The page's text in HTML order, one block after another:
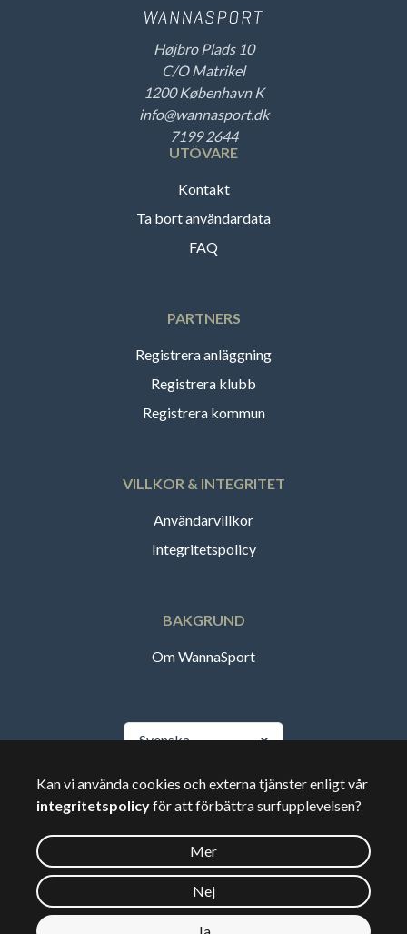
Højbro Plads 10
C/O Matrikel
1200 København K
info@wannasport.dk
7199 2644
UTÖVARE
Kontakt
Ta bort användardata
FAQ
PARTNERS
Registrera anläggning
Registrera klubb
Registrera kommun
VILLKOR & INTEGRITET
Användarvillkor
Integritetspolicy
BAKGRUND
Om WannaSport
Svenska
🇸🇪Sverige
©2026Wannasport.dk
Kan vi använda cookies och externa tjänster enligt vår
integritetspolicyför att förbättra surfupplevelsen?
Mer
Nej